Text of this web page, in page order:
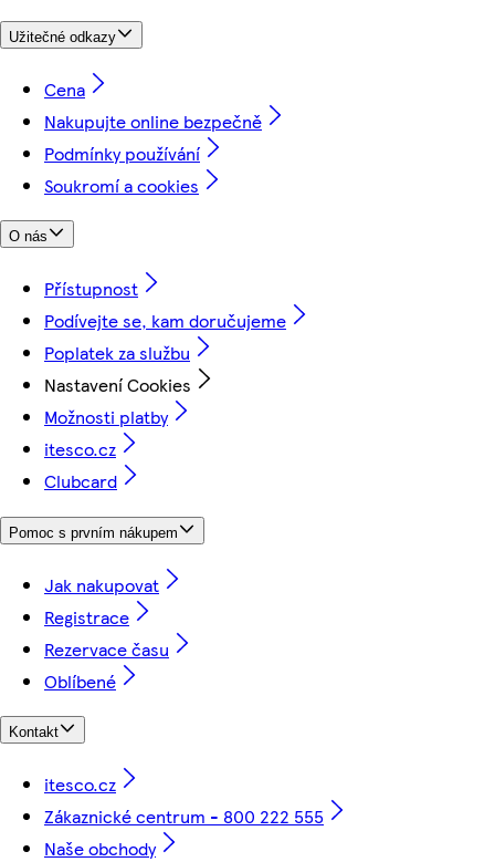
Užitečné odkazy
Cena
Nakupujte online bezpečně
Podmínky používání
Soukromí a cookies
O nás
Přístupnost
Podívejte se, kam doručujeme
Poplatek za službu
Nastavení Cookies
Možnosti platby
itesco.cz
Clubcard
Pomoc s prvním nákupem
Jak nakupovat
Registrace
Rezervace času
Oblíbené
Kontakt
itesco.cz
Zákaznické centrum - 800 222 555
Naše obchody